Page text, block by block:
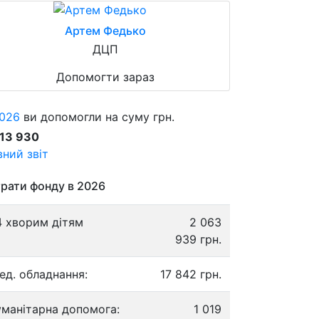
Артем Федько
ДЦП
Допомогти зараз
ви допомогли на суму грн.
930
звіт
фонду в 2026
хворим дітям
2 063
939 грн.
обладнання: 17 842 грн.
допомога:
1 019